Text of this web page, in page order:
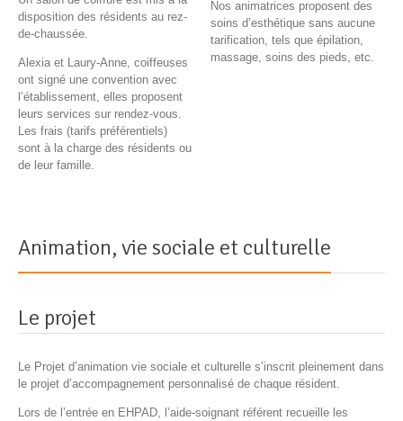
disposition des résidents au rez-
de-chaussée.
Alexia et Laury-Anne, coiffeuses
ont signé une convention avec
l’établissement, elles proposent
leurs services sur rendez-vous.
Les frais (tarifs préférentiels)
sont à la charge des résidents ou
de leur famille.
Nos animatrices proposent des
soins d’esthétique sans aucune
tarification, tels que épilation,
massage, soins des pieds, etc.
Animation, vie sociale et culturelle
Le projet
Le Projet d’animation vie sociale et culturelle s’inscrit pleinement dans
le projet d’accompagnement personnalisé de chaque résident.
Lors de l’entrée en EHPAD, l’aide-soignant référent recueille les